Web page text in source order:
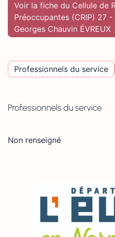
Voir la fiche du Cellule de
Préoccupantes (CRIP) 27
Georges Chauvin ÉVREUX
Professionnels du service
Professionnels du service
Non renseigné